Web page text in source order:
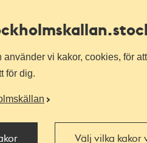
vi kakor, cookies, för
för dig.
Välj vilka kakor